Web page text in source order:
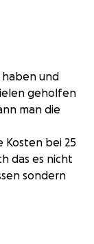
und
geholfen
man die
Kosten bei 25
das es nicht
sondern
Mist